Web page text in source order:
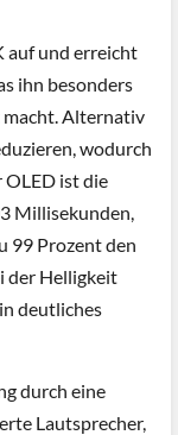
auf und erreicht
ihn besonders
macht. Alternativ
wodurch
OLED ist die
Millisekunden,
99 Prozent den
der Helligkeit
deutliches
durch eine
Lautsprecher,